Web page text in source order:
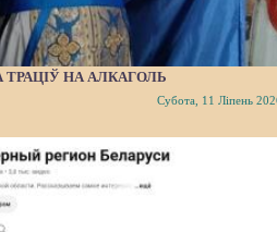
ТРАЦІЎ НА АЛКАГОЛЬ
Субота, 11 Ліпень